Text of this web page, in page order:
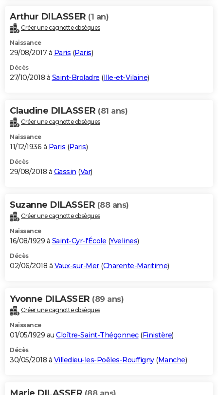
Arthur DILASSER (1 an)
Créer une cagnotte obsèques
Naissance
29/08/2017 à Paris (Paris)
Décès
27/10/2018 à Saint-Broladre (Ille-et-Vilaine)
Claudine DILASSER (81 ans)
Créer une cagnotte obsèques
Naissance
11/12/1936 à Paris (Paris)
Décès
29/08/2018 à Gassin (Var)
Suzanne DILASSER (88 ans)
Créer une cagnotte obsèques
Naissance
16/08/1929 à Saint-Cyr-l'École (Yvelines)
Décès
02/06/2018 à Vaux-sur-Mer(Charente-Maritime)
Yvonne DILASSER (89 ans)
Créer une cagnotte obsèques
Naissance
01/05/1929 au Cloître-Saint-Thégonnec(Finistère)
Décès
30/05/2018 à Villedieu-les-Poêles-Rouffigny(Manche)